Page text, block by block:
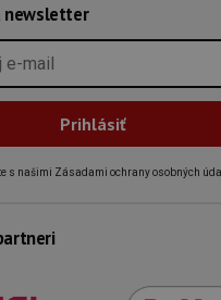
newsletter
s našimi Zásadami ochrany osobných